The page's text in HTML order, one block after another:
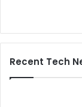
Recent Tech